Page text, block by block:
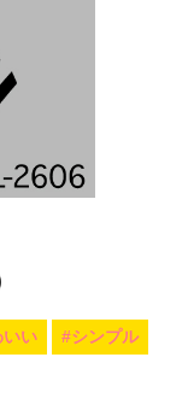
いい #シンプル